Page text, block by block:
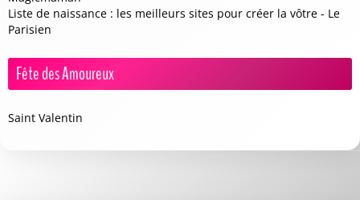
Liste de naissance : les meilleurs sites pour créer la vôtre - Le
Parisien
Fête des Amoureux
Saint Valentin